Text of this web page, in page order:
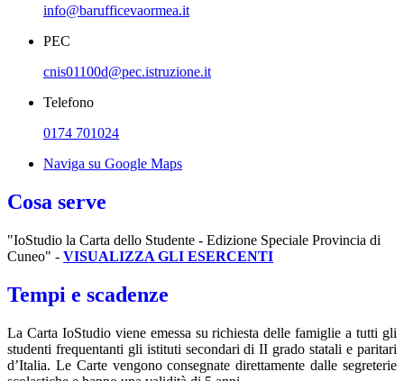
info@barufficevaormea.it
PEC
cnis01100d@pec.istruzione.it
Telefono
0174 701024
Naviga su Google Maps
Cosa serve
"IoStudio la Carta dello Studente - Edizione Speciale Provincia di
Cuneo" - VISUALIZZA GLI ESERCENTI
Tempi e scadenze
La Carta IoStudio viene emessa su richiesta delle famiglie a tutti gli
studenti frequentanti gli istituti secondari di II grado statali e paritari
d’Italia. Le Carte vengono consegnate direttamente dalle segreterie